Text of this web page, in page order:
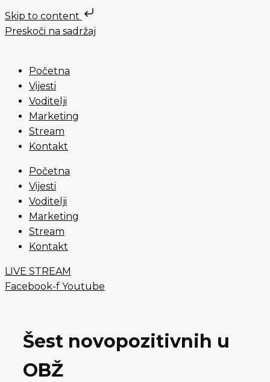
Skip to content
Preskoči na sadržaj
Početna
Vijesti
Voditelji
Marketing
Stream
Kontakt
Početna
Vijesti
Voditelji
Marketing
Stream
Kontakt
LIVE STREAM
Facebook-f Youtube
Šest novopozitivnih u
OBŽ